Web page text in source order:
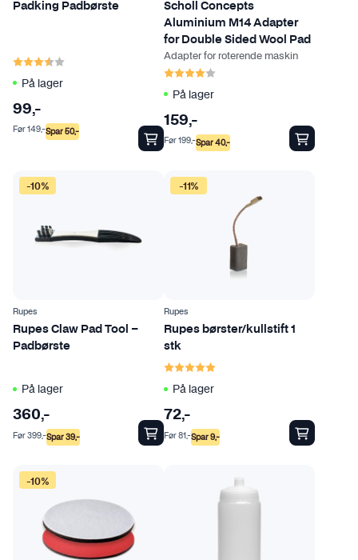
Padking Padbørste
Karakter:
På lager
99,-
Spar50,-
Før149,-
Scholl Concepts
Aluminium M14 Adapter
for Double Sided Wool Pad
Adapter for roterende maskin
Karakter:
På lager
159,-
Spar40,-
Før199,-
-10%
Rupes
Rupes Claw Pad Tool –
Padbørste
På lager
360,-
Spar39,-
Før399,-
-11%
Rupes
Rupes børster/kullstift 1
stk
Karakter:
På lager
72,-
Spar9,-
Før81,-
-10%